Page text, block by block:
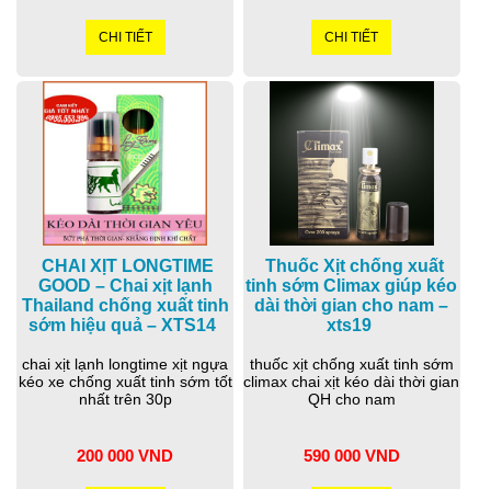
CHI TIẾT CHI TIẾT
CHAI XỊT LONGTIME
GOOD – Chai xịt lạnh
Thailand chống xuất tinh
sớm hiệu quả – XTS14
chai xịt lạnh longtime xịt ngựa
kéo xe chống xuất tinh sớm tốt
nhất trên 30p
200 000 VND
Thuốc Xịt chống xuất
tinh sớm Climax giúp kéo
dài thời gian cho nam –
xts19
thuốc xịt chống xuất tinh sớm
climax chai xịt kéo dài thời gian
QH cho nam
590 000 VND